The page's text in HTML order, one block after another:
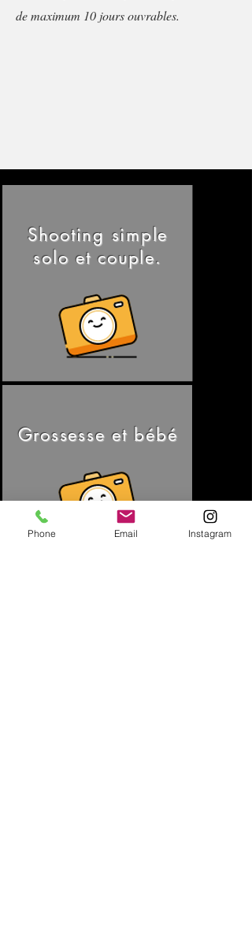
de maximum 10 jours ouvrables.​
Shooting simple
solo et couple.
Grossesse et bébé
Phone Email Instagram